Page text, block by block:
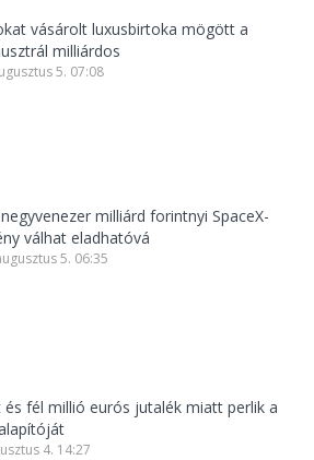
vásárolt luxusbirtoka mögött a
milliárdos
5. 07:08
milliárd forintnyi SpaceX-
válhat eladhatóvá
5. 06:35
és fél millió eurós jutalék miatt perlik a
4. 14:27